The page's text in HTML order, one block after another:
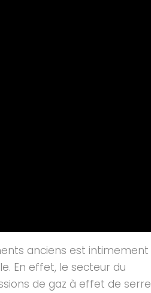
anciens est intimement
En effet, le secteur du
de gaz à effet de serre